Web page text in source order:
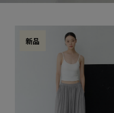
新品